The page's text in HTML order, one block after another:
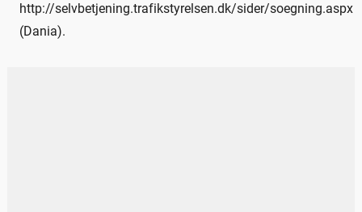
http://selvbetjening.trafikstyrelsen.dk/sider/soegning.aspx
(Dania).